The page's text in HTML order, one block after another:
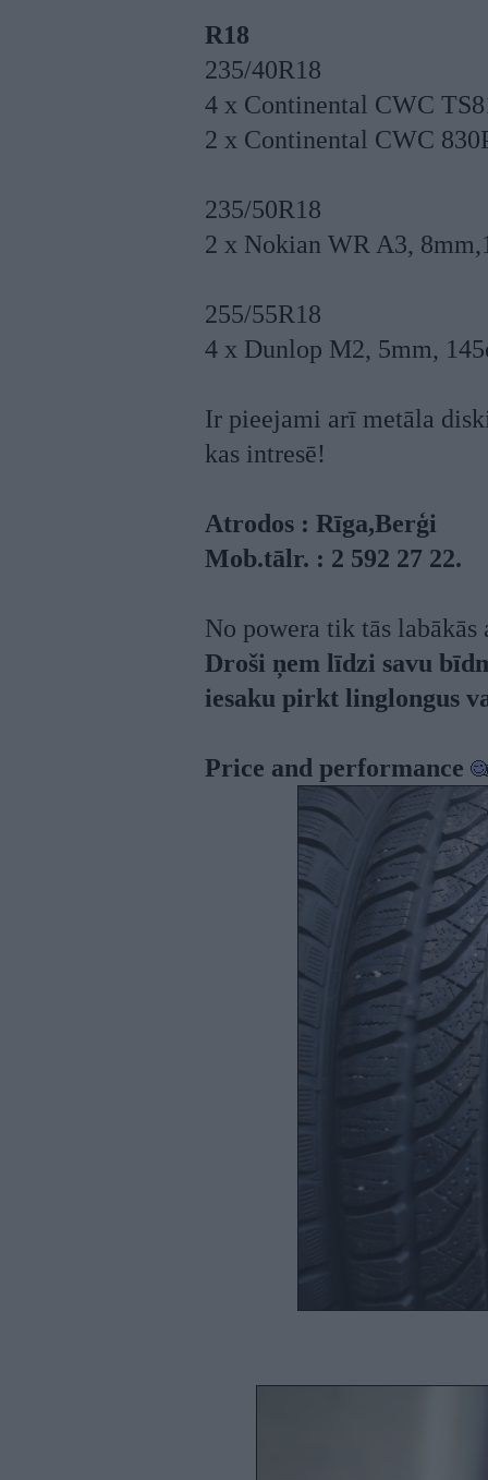
R18
235/40R18
4 x Continental CWC
2 x Continental CWC
235/50R18
2 x Nokian WR A3,
255/55R18
4 x Dunlop M2, 5mm,
Ir pieejami arī metāla
kas intresē!
Atrodos : Rīga,Berģi
Mob.tālr. : 2 592 27 22.
No powera tik tās labākās
Droši ņem līdzi savu
iesaku pirkt linglongus
Price and performance